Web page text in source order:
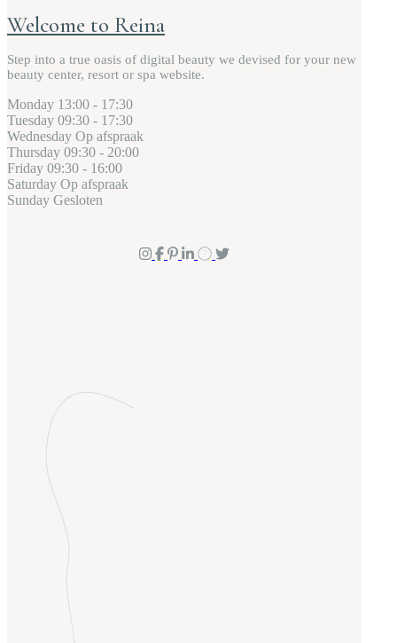
Welcome to Reina
Step into a true oasis of digital beauty we devised for your new
beauty center, resort or spa website.
Monday 13:00 - 17:30
Tuesday 09:30 - 17:30
Wednesday Op afspraak
Thursday 09:30 - 20:00
Friday 09:30 - 16:00
Saturday Op afspraak
Sunday Gesloten